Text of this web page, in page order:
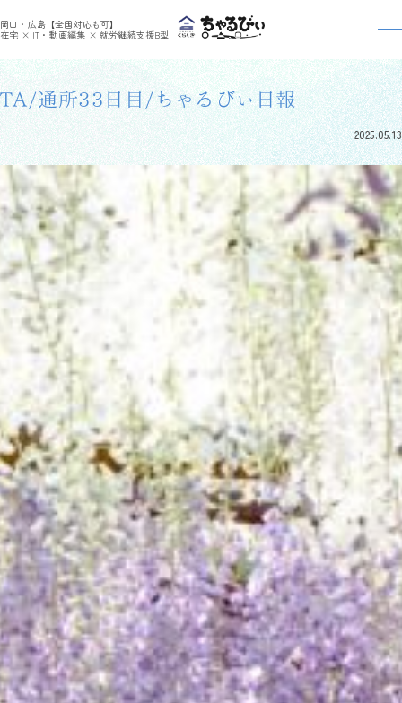
岡山・広島【全国対応も可】
在宅 × IT・動画編集 × 就労継続支援B型
利用者さんの日報 >
利用者さんの日報
TA/通所33日目/ちゃるびぃ日報
2025.05.13